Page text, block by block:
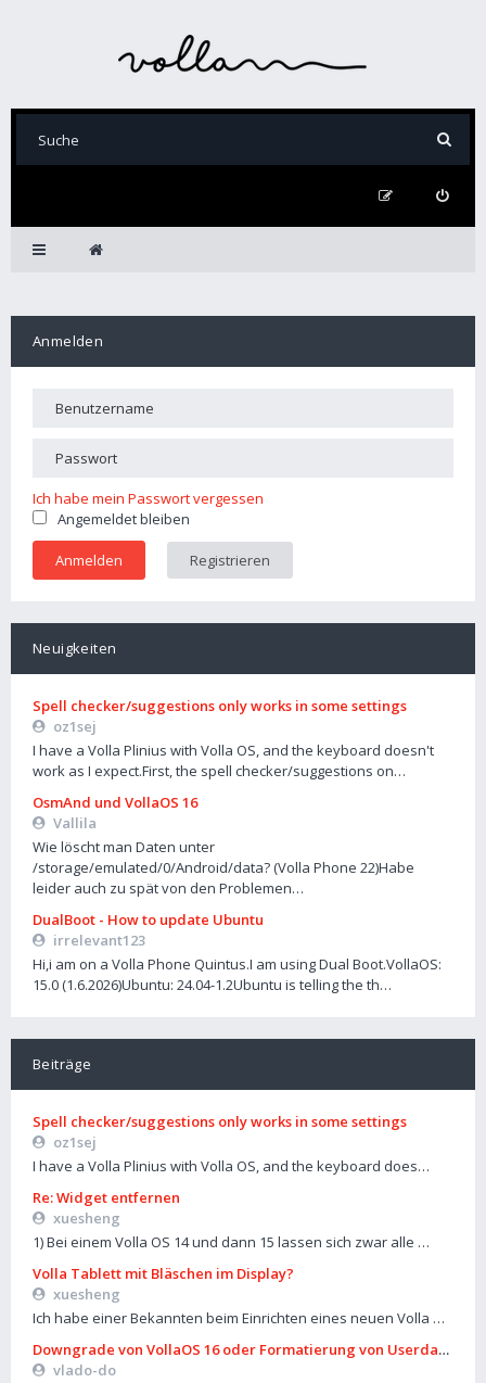
Anmelden
Ich habe mein Passwort vergessen
Angemeldet bleiben
Registrieren
Neuigkeiten
Spell checker/suggestions only works in some settings
oz1sej
I have a Volla Plinius with Volla OS, and the keyboard doesn't
work as I expect.First, the spell checker/suggestions on…
OsmAnd und VollaOS 16
Vallila
Wie löscht man Daten unter
/storage/emulated/0/Android/data? (Volla Phone 22)Habe
leider auch zu spät von den Problemen…
DualBoot - How to update Ubuntu
irrelevant123
Hi,i am on a Volla Phone Quintus.I am using Dual Boot.VollaOS:
15.0 (1.6.2026)Ubuntu: 24.04-1.2Ubuntu is telling the th…
Beiträge
Spell checker/suggestions only works in some settings
oz1sej
I have a Volla Plinius with Volla OS, and the keyboard does…
Re: Widget entfernen
xuesheng
1) Bei einem Volla OS 14 und dann 15 lassen sich zwar alle …
Volla Tablett mit Bläschen im Display?
xuesheng
Ich habe einer Bekannten beim Einrichten eines neuen Volla …
Downgrade von VollaOS 16 oder Formatierung von Userdata
vlado-do